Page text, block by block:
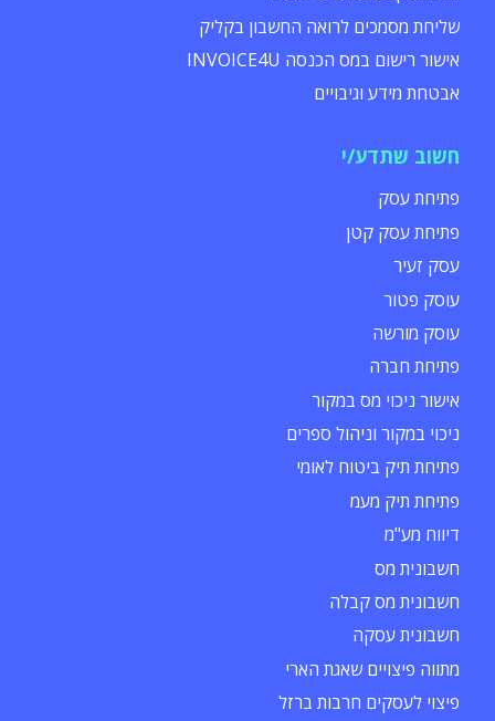
שליחת מסמכים לרואה החשבון בקליק
אישור רישום במס הכנסה INVOICE4U
אבטחת מידע וגיבויים
חשוב שתדע/י
פתיחת עסק
פתיחת עסק קטן
עסק זעיר
עוסק פטור
עוסק מורשה
פתיחת חברה
אישור ניכוי מס במקור
ניכוי במקור וניהול ספרים
פתיחת תיק ביטוח לאומי
פתיחת תיק מעמ
דיווח מע"מ
חשבונית מס
חשבונית מס קבלה
חשבונית עסקה
מתווה פיצויים שאגת הארי
פיצוי לעסקים חרבות ברזל